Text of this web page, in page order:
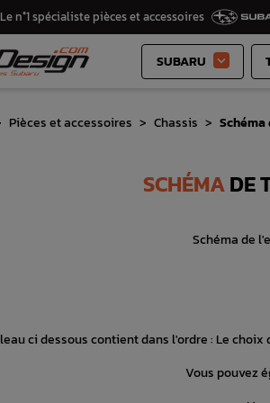
Le n°1 spécialiste pièces et accessoires
SUBARU 
Pièces et accessoires Chassis Schéma
SCHÉMADE
Schéma de
ci dessous contient dans l'ordre : Le
Vous pouvez